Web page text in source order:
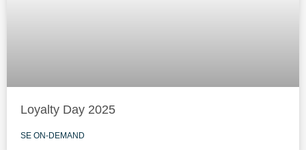
Loyalty Day 2025
SE ON-DEMAND